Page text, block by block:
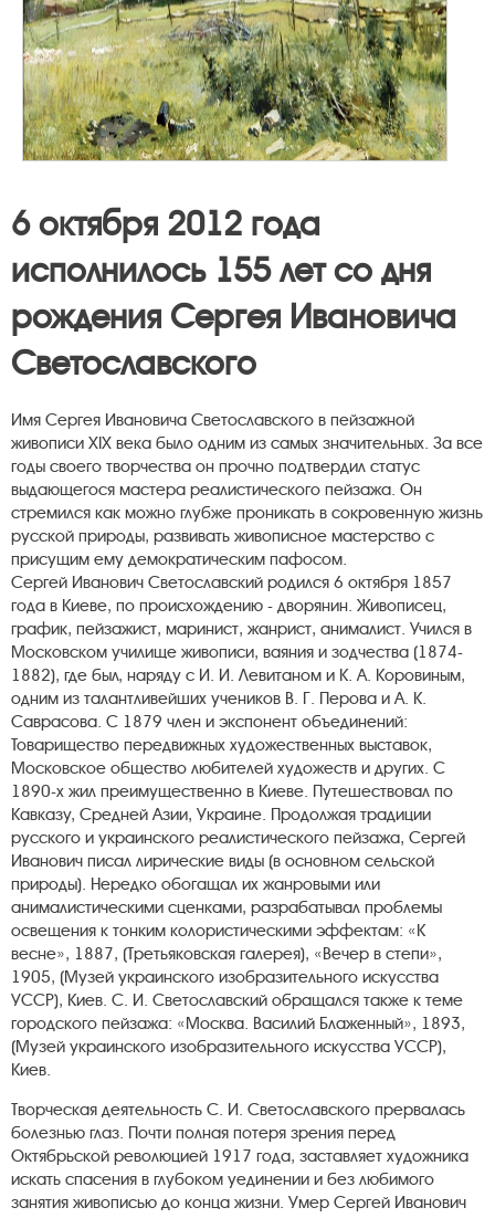
6 октября 2012 года
исполнилось 155 лет со дня
рождения Сергея Ивановича
Светославского
Имя Сергея Ивановича Светославского в пейзажной
живописи XIX века было одним из самых значительных. За все
годы своего творчества он прочно подтвердил статус
выдающегося мастера реалистического пейзажа. Он
стремился как можно глубже проникать в сокровенную жизнь
русской природы, развивать живописное мастерство с
присущим ему демократическим пафосом.
Сергей Иванович Светославский родился 6 октября 1857
года в Киеве, по происхождению - дворянин. Живописец,
график, пейзажист, маринист, жанрист, анималист. Учился в
Московском училище живописи, ваяния и зодчества (1874-
1882), где был, наряду с И. И. Левитаном и К. А. Коровиным,
одним из талантливейших учеников В. Г. Перова и А. К.
Саврасова. С 1879 член и экспонент объединений:
Товарищество передвижных художественных выставок,
Московское общество любителей художеств и других. С
1890-х жил преимущественно в Киеве. Путешествовал по
Кавказу, Средней Азии, Украине. Продолжая традиции
русского и украинского реалистического пейзажа, Сергей
Иванович писал лирические виды (в основном сельской
природы). Нередко обогащал их жанровыми или
анималистическими сценками, разрабатывал проблемы
освещения к тонким колористическими эффектам: «К
весне», 1887, (Третьяковская галерея), «Вечер в степи»,
1905, (Музей украинского изобразительного искусства
УССР), Киев. С. И. Светославский обращался также к теме
городского пейзажа: «Москва. Василий Блаженный», 1893,
(Музей украинского изобразительного искусства УССР),
Киев.
Творческая деятельность С. И. Светославского прервалась
болезнью глаз. Почти полная потеря зрения перед
Октябрьской революцией 1917 года, заставляет художника
искать спасения в глубоком уединении и без любимого
занятия живописью до конца жизни. Умер Сергей Иванович